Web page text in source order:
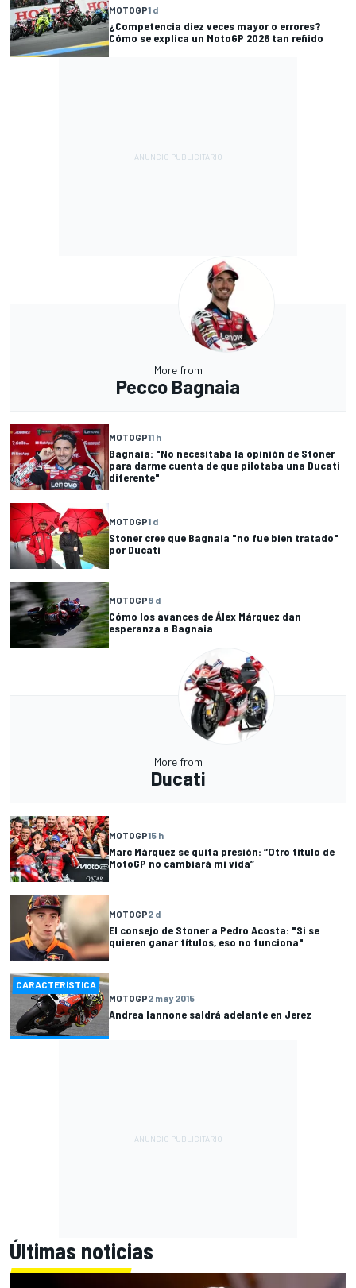
MOTOGP1 d
¿Competencia diez veces mayor o errores?
Cómo se explica un MotoGP 2026 tan reñido
More from
Pecco Bagnaia
MOTOGP11 h
Bagnaia: "No necesitaba la opinión de Stoner
para darme cuenta de que pilotaba una Ducati
diferente"
MOTOGP1 d
Stoner cree que Bagnaia "no fue bien tratado"
por Ducati
MOTOGP8 d
Cómo los avances de Álex Márquez dan
esperanza a Bagnaia
More from
Ducati
MOTOGP15 h
Marc Márquez se quita presión: “Otro título de
MotoGP no cambiará mi vida”
MOTOGP2 d
El consejo de Stoner a Pedro Acosta: "Si se
quieren ganar títulos, eso no funciona"
CARACTERÍSTICA
MOTOGP2 may 2015
Andrea Iannone saldrá adelante en Jerez
Últimas noticias